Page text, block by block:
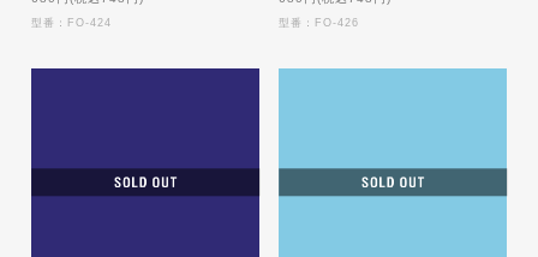
型番：FO-424 型番：FO-426